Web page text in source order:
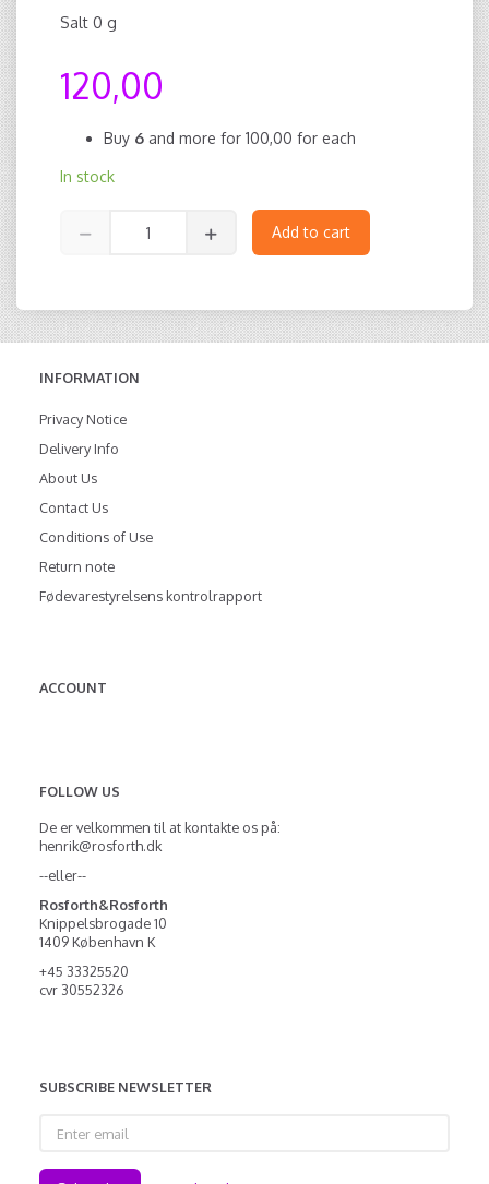
Salt 0 g
120,00
Buy 6 and more for 100,00 for each
In stock
Add to cart
INFORMATION
Privacy Notice
Delivery Info
About Us
Contact Us
Conditions of Use
Return note
Fødevarestyrelsens kontrolrapport
ACCOUNT
FOLLOW US
De er velkommen til at kontakte os på:
henrik@rosforth.dk
--eller--
Rosforth&Rosforth
Knippelsbrogade 10
1409 København K
+45 33325520
cvr 30552326
SUBSCRIBE NEWSLETTER
email